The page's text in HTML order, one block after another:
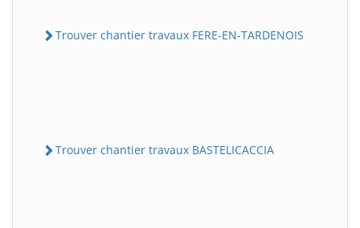
Trouver chantier travaux FERE-EN-TARDENOIS
Trouver chantier travaux BASTELICACCIA